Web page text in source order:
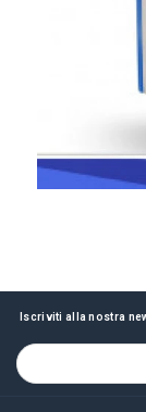
Iscriviti alla nostra